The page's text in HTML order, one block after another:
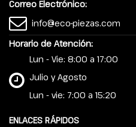
Correo Electrónico:
info@eco-piezas.com
Horario de Atención:
Lun - Vie: 8:00 a 17:00
Julio y Agosto
Lun - vie: 7:00 a 15:20
ENLACES RÁPIDOS